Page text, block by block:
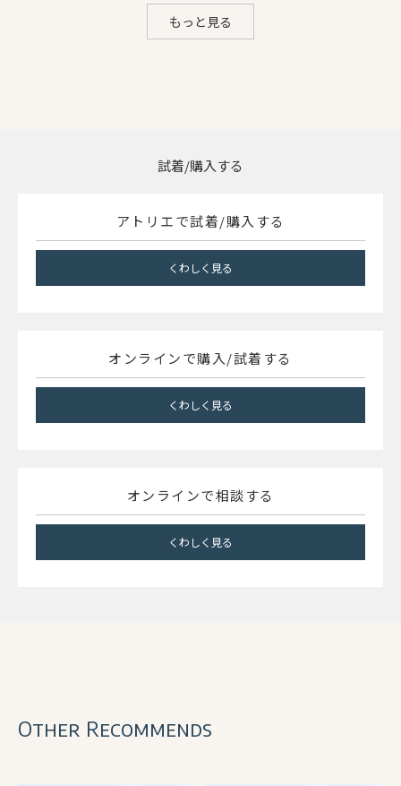
もっと見る
試着/購入する
アトリエで試着/購入する
くわしく見る
オンラインで購入/試着する
くわしく見る
オンラインで相談する
くわしく見る
Other Recommends